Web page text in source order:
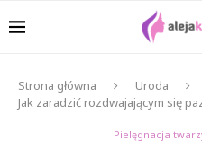
Strona główna Uroda
Jak zaradzić rozdwajającym się
Pielęgnacja